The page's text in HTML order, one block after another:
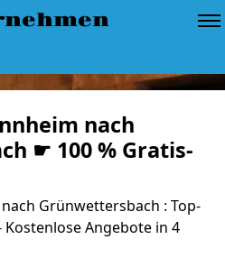
nach
☛ 100 % Gratis-
Grünwettersbach : Top-
Angebote in 4